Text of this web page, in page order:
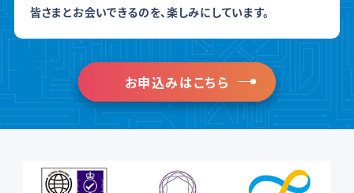
皆さまとお会いできるのを、楽しみにしています。
お申込みはこちら